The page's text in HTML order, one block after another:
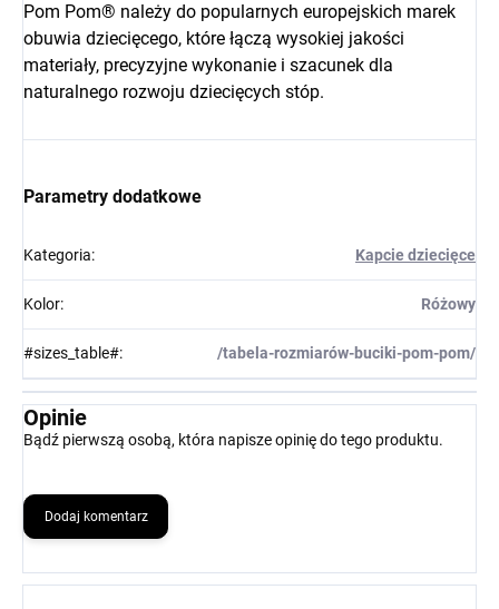
Pom Pom® należy do popularnych europejskich marek
obuwia dziecięcego, które łączą wysokiej jakości
materiały, precyzyjne wykonanie i szacunek dla
naturalnego rozwoju dziecięcych stóp.
Parametry dodatkowe
Kategoria: Kapcie dziecięce
Kolor: Różowy
#sizes_table#: /tabela-rozmiarów-buciki-pom-pom/
Opinie
Bądź pierwszą osobą, która napisze opinię do tego produktu.
Dodaj komentarz